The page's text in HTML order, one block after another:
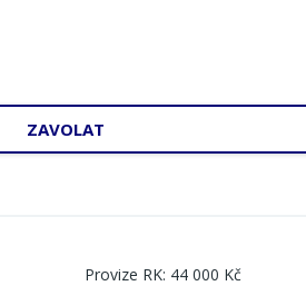
ZAVOLAT
Provize RK: 44 000 Kč